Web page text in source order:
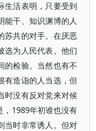
生活表明，只要受到
能干、知识渊博的人
苏共的对手。在厌恶
选为人民代表。他们
的检验。当然也有不
有造诣的人当选，但
时没有反对党来对候
，1989年初谁也没有
当时非常诱人。但对